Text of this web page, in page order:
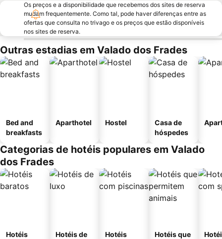
Os preços e a disponibilidade que recebemos dos sites de reserva
mudam frequentemente. Como tal, pode haver diferenças entre as
ofertas que consulta no trivago e os preços que estão disponíveis
nos sites de reserva.
Outras estadias em Valado dos Frades
Bed and
breakfasts
Aparthotel Hostel
Casa de
hóspedes
Categorias de hotéis populares em Valado
dos Frades
Hotéis
Hotéis de
Hotéis
Hotéis que